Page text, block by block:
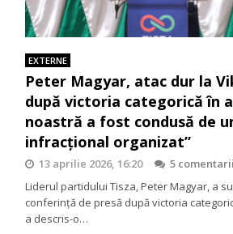
EXTERNE
Peter Magyar, atac dur la
după victoria categorică în
noastră a fost condusă de
infracțional organizat”
13 aprilie 2026, 16:20
5 comentarii
Liderul partidului Tisza, Peter Magyar, a
conferință de presă după victoria
a descris-o…